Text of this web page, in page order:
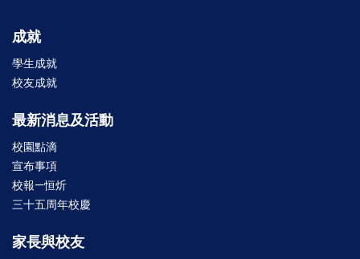
成就
學生成就
校友成就
最新消息及活動
校園點滴
宣布事項
校報—恒炘
三十五周年校慶
家長與校友